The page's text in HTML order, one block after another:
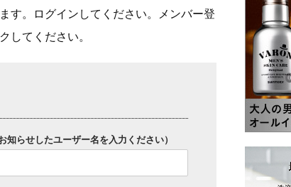
す。ログインしてください。メンバー登
してください。
らせしたユーザー名を入力ください）